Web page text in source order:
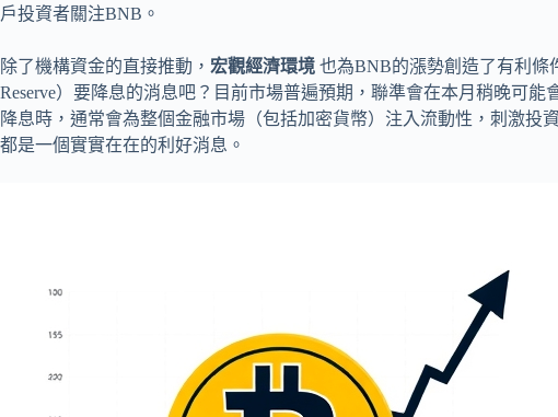
戶投資者關注BNB。
除了機構資金的直接推動， 宏觀經濟環境 也為BNB的漲勢創造了有利條
Reserve）要降息的消息吧？目前市場普遍預期，聯準會在本月稍晚可能
降息時，通常會為整個金融市場（包括加密貨幣）注入流動性，刺激投
都是一個實實在在的利好消息。